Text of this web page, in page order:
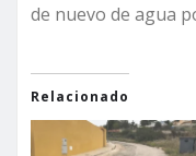
de nuevo de agua
Relacionado